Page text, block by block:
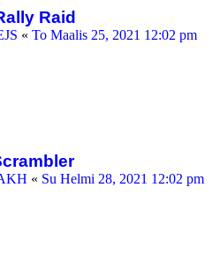
Raid
« To Maalis 25, 2021 12:02 pm
« Su Helmi 28, 2021 12:02 pm